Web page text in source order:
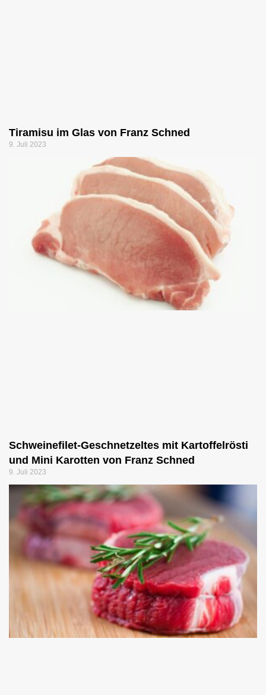
Tiramisu im Glas von Franz Schned
9. Juli 2023
Schweinefilet-Geschnetzeltes mit Kartoffelrösti
und Mini Karotten von Franz Schned
9. Juli 2023